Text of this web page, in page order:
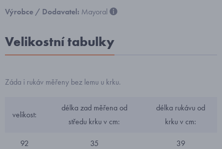
Výrobce / Dodavatel: Mayoral
Velikostní tabulky
Záda i rukáv měřeny bez lemu u krku.
velikost:
délka zad měřena od
středu krku v cm:
délka rukávu od
krku v cm:
92 35 39